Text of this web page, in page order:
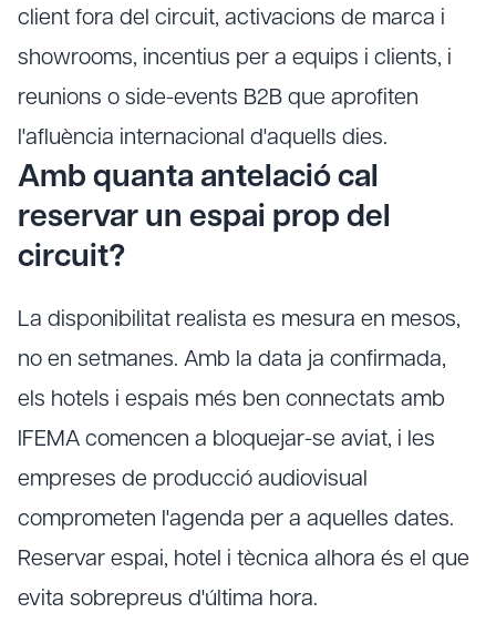
client fora del circuit, activacions de marca i
showrooms, incentius per a equips i clients, i
reunions o side-events B2B que aprofiten
l'afluència internacional d'aquells dies.
Amb quanta antelació cal
reservar un espai prop del
circuit?
La disponibilitat realista es mesura en mesos,
no en setmanes. Amb la data ja confirmada,
els hotels i espais més ben connectats amb
IFEMA comencen a bloquejar-se aviat, i les
empreses de producció audiovisual
comprometen l'agenda per a aquelles dates.
Reservar espai, hotel i tècnica alhora és el que
evita sobrepreus d'última hora.